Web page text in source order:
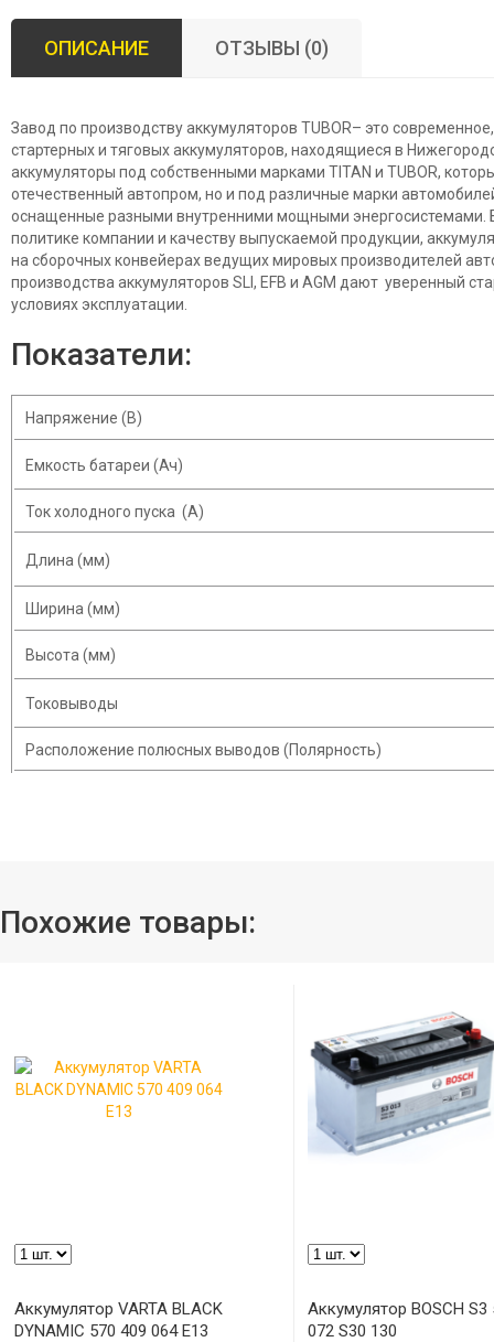
ОПИСАНИЕ ОТЗЫВЫ (0)
Завод по производству аккумуляторов TUBOR– это
стартерных и тяговых аккумуляторов, находящиеся в
аккумуляторы под собственными марками TITAN и TUBOR,
отечественный автопром, но и под различные марки
оснащенные разными внутренними мощными энергосистемами.
политике компании и качеству выпускаемой продукции,
на сборочных конвейерах ведущих мировых производителей
производства аккумуляторов SLI, EFB и AGM дают уверенный
условиях эксплуатации.
Показатели:
Напряжение (В)
Емкость батареи (Ач)
Ток холодного пуска (A)
Длина (мм)
Ширина (мм)
Высота (мм)
Токовыводы
Расположение полюсных выводов (Полярность)
Похожие товары:
Аккумулятор VARTA BLACK
DYNAMIC 570 409 064 Е13
Аккумулятор BOSCH S3
072 S30 130